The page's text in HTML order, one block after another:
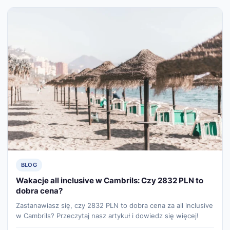
BLOG
Wakacje all inclusive w Cambrils: Czy 2832 PLN to
dobra cena?
Zastanawiasz się, czy 2832 PLN to dobra cena za all inclusive
w Cambrils? Przeczytaj nasz artykuł i dowiedz się więcej!